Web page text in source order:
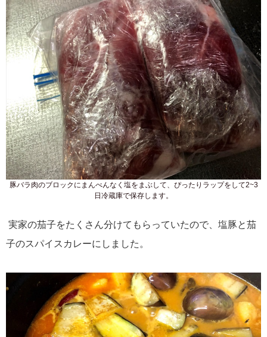
豚バラ肉のブロックにまんべんなく塩をまぶして、ぴったりラップをして2~3
日冷蔵庫で保存します。
実家の茄子をたくさん分けてもらっていたので、塩豚と茄
子のスパイスカレーにしました。